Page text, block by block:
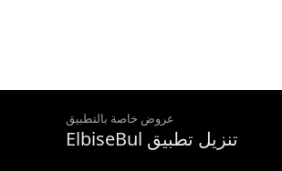
عروض خاصة بالتطبيق
تنزيل تطبيق ElbiseBul